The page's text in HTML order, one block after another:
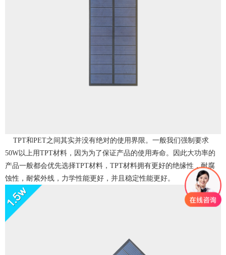
TPT和PET之间其实并没有绝对的使用界限。一般我们强制要求
50W以上用TPT材料，因为为了保证产品的使用寿命。因此大功率的
产品一般都会优先选择TPT材料，TPT材料拥有更好的绝缘性，耐腐
蚀性，耐紫外线，力学性能更好，并且稳定性能更好。